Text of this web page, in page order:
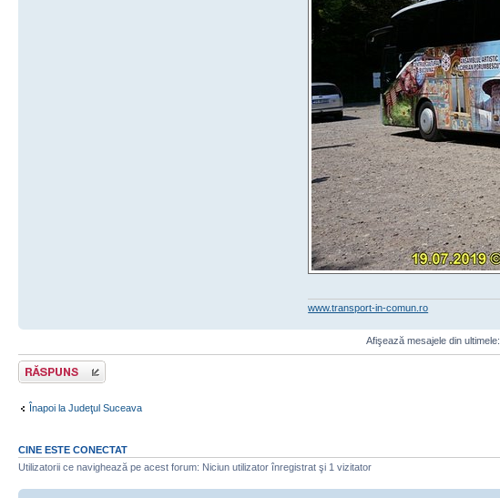
www.transport-in-comun.ro
Afişează mesajele din ultimele:
Răspunde
Înapoi la Judeţul Suceava
CINE ESTE CONECTAT
Utilizatorii ce navighează pe acest forum: Niciun utilizator înregistrat şi 1 vizitator